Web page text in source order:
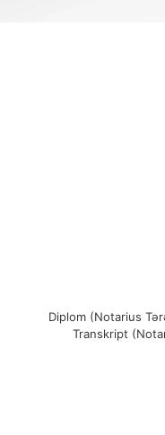
Diplom (Notarius
Transkript